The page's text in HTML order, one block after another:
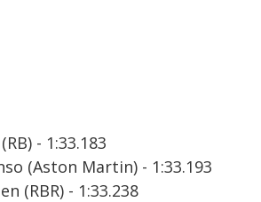
- 1:33.183
(Aston Martin) - 1:33.193
(RBR) - 1:33.238